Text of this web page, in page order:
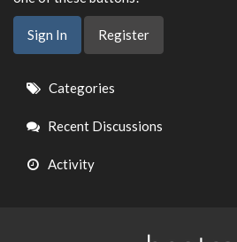
Sign In Register
Quick
Links
Categories
Recent Discussions
Activity